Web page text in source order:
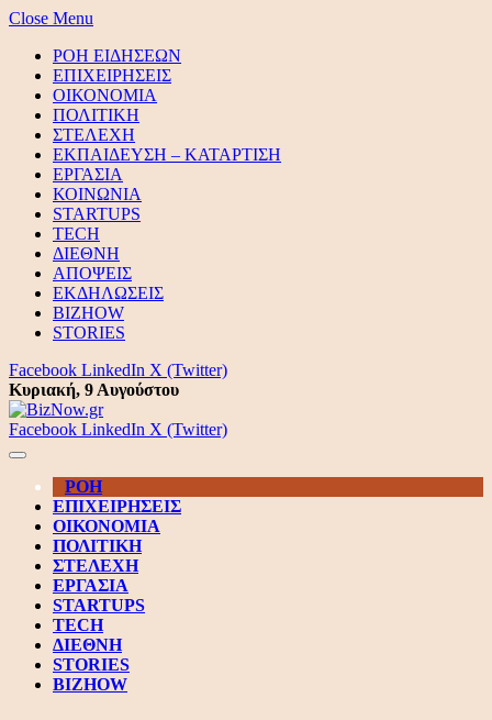
Close Menu
ΡΟΗ ΕΙΔΗΣΕΩΝ
ΕΠΙΧΕΙΡΗΣΕΙΣ
ΟΙΚΟΝΟΜΙΑ
ΠΟΛΙΤΙΚΗ
ΣΤΕΛΕΧΗ
ΕΚΠΑΙΔΕΥΣΗ – ΚΑΤΑΡΤΙΣΗ
ΕΡΓΑΣΙΑ
ΚΟΙΝΩΝΙΑ
STARTUPS
TECH
ΔΙΕΘΝΗ
ΑΠΟΨΕΙΣ
ΕΚΔΗΛΩΣΕΙΣ
BIZHOW
STORIES
Facebook LinkedIn X (Twitter)
Κυριακή, 9 Αυγούστου
Facebook LinkedIn X (Twitter)
ΡΟΗ
ΕΠΙΧΕΙΡΗΣΕΙΣ
ΟΙΚΟΝΟΜΙΑ
ΠΟΛΙΤΙΚΗ
ΣΤΕΛΕΧΗ
ΕΡΓΑΣΙΑ
STARTUPS
TECH
ΔΙΕΘΝΗ
STORIES
BIZHOW